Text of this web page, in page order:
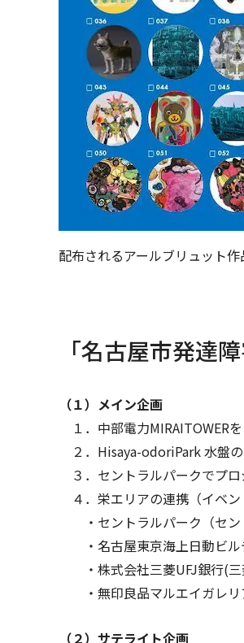
配布されるアールブリュット
「名古屋市発達
（１）メイン企画
１．中部電力MIRAITOWER
２．Hisaya-odoriPark 水盤の
３．セントラルパークでプロ
４．栄エリアの連携（イベン
・セントラルパーク（セン
・名古屋東京海上日動ビル
・株式会社三菱UFJ銀行(三
・無印良品マルエイガレリ
（２）サテライト企画